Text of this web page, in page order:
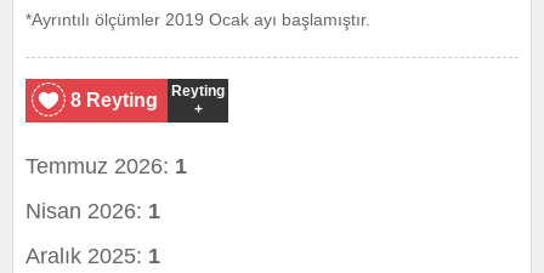
*Ayrıntılı ölçümler 2019 Ocak ayı başlamıştır.
8 Reyting
Reyting
+
Temmuz 2026: 1
Nisan 2026: 1
Aralık 2025: 1